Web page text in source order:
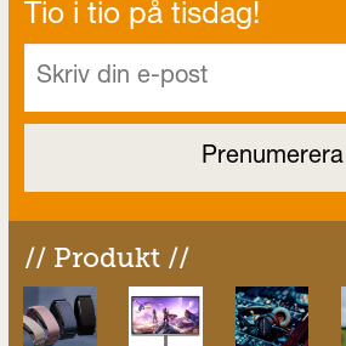
Tio i tio på tisdag!
// Produkt //